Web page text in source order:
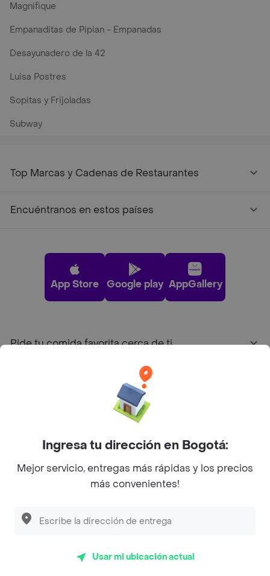
Magnifique
Empanaditas de Pipian - Empanadas
Desayunadero de la 42
Luisa Postres
Sopitas y Frijoladas
Subway
Top Marcas y Cadenas de Restaurantes
Encuéntranos en estos países
App Store Google play AppGallery
Pide tu comida favorita cerca de ti
Sobre Rappi
Facebook
Twitter
Instagram
©2026Rappi Inc. All rights reserved.
Ingresa tu dirección en Bogotá:
Mejor servicio, entregas más rápidas y los precios
más convenientes!
Usar mi ubicación actual